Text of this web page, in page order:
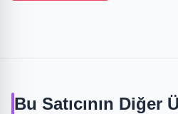
Bu Satıcının Diğer